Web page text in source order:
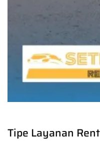
Tipe Layanan